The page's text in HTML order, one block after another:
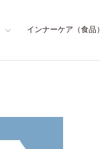
インナーケア（食品）